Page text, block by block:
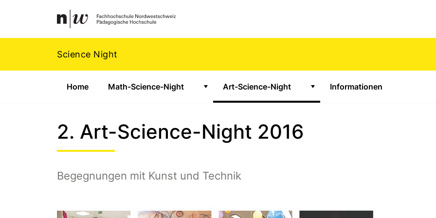
Navigation
Science Night
Home Math-Science-Night
Zeige Untermenü für "Math-Science-Night"
Art-Science-Night
Zeige Untermenü für "Art-
Informationen
2. Art-Science-Night 2016
Begegnungen mit Kunst und Technik
Footer